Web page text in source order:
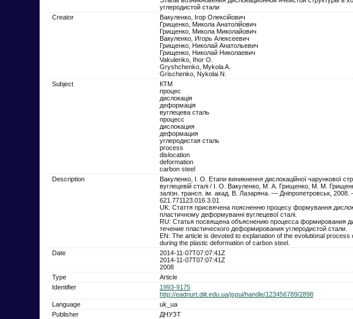
углеродистой стали
Creator
Вакуленко, Ігор Олексійович
Грищенко, Микола Анатолійович
Грищенко, Микола Миколайович
Вакуленко, Игорь Алексеевич
Грищенко, Николай Анатольевич
Грищенко, Николай Николаевич
Vakulenko, Ihor O.
Gryshchenko, Mykola A.
Grischenko, Nykolai N.
Subject
КТМ
процес
дислокація
деформація
вуглецева сталь
процесс
дислокация
деформация
углеродистая сталь
process
dislocation
deformation
carbon steel
Description
Вакуленко, І. О. Етапи виникнення дислокаційної чарункової
вуглецевій сталі / І. О. Вакуленко, М. А. Грищенко, М. М.
залізн. трансп. ім. акад. В. Лазаряна. — Дніпропетровськ,
621.771123.016.3.01
UK: Стаття присвячена поясненню процесу формування
пластичному деформуванні вуглецевої сталі.
RU: Статья посвящена объяснению процесса формирования
течение пластического деформирования углеродистой стали.
EN: The article is devoted to explanation of the evolutional
during the plastic deformation of carbon steel.
Date
2014-11-07T07:07:41Z
2014-11-07T07:07:41Z
2008
Type
Article
Identifier
1993-9175
http://eadnurt.diit.edu.ua/jspui/handle/123456789/2898
Language
uk_ua
Publisher
ДНУЗТ